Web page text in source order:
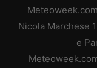
Nicola Marchese
e